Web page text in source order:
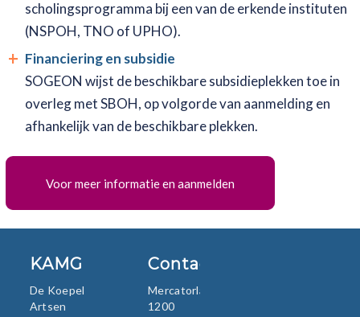
scholingsprogramma bij een van de erkende instituten
(NSPOH, TNO of UPHO).
Financiering en subsidie
SOGEON wijst de beschikbare subsidieplekken toe in
overleg met SBOH, op volgorde van aanmelding en
afhankelijk van de beschikbare plekken.
Voor meer informatie en aanmelden
KAMG
De Koepel
Artsen
Contact
Mercatorlaan
1200